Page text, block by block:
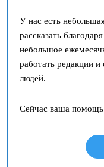
У нас есть
рассказать
небольшое
работать редакции
людей.
Сейчас ваша помощь